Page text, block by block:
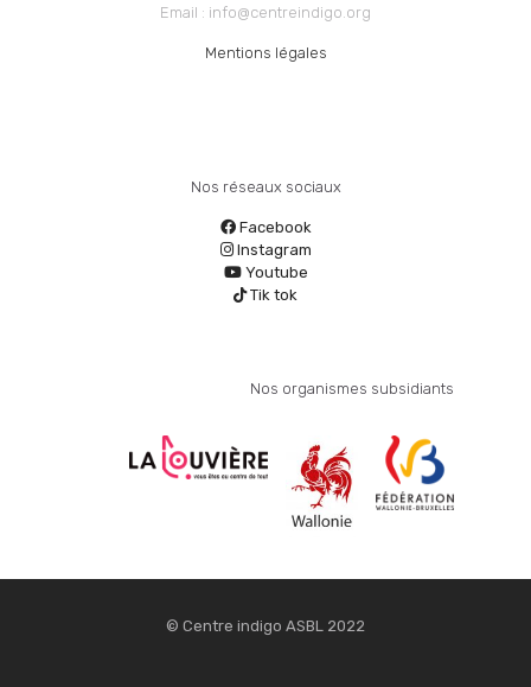
Email : info@centreindigo.org
Mentions légales
Nos réseaux sociaux
Facebook
Instagram
Youtube
Tik tok
Nos organismes subsidiants
© Centre indigo ASBL 2022